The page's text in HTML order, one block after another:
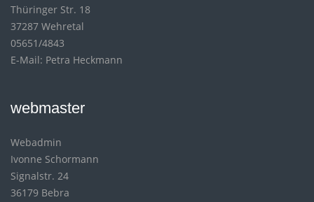
Thüringer Str. 18
37287 Wehretal
05651/4843
E-Mail: Petra Heckmann
webmaster
Webadmin
Ivonne Schormann
Signalstr. 24
36179 Bebra